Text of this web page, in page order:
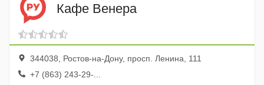
Кафе Венера
344038, Ростов-на-Дону, просп. Ленина, 111
+7 (863) 243-29-...